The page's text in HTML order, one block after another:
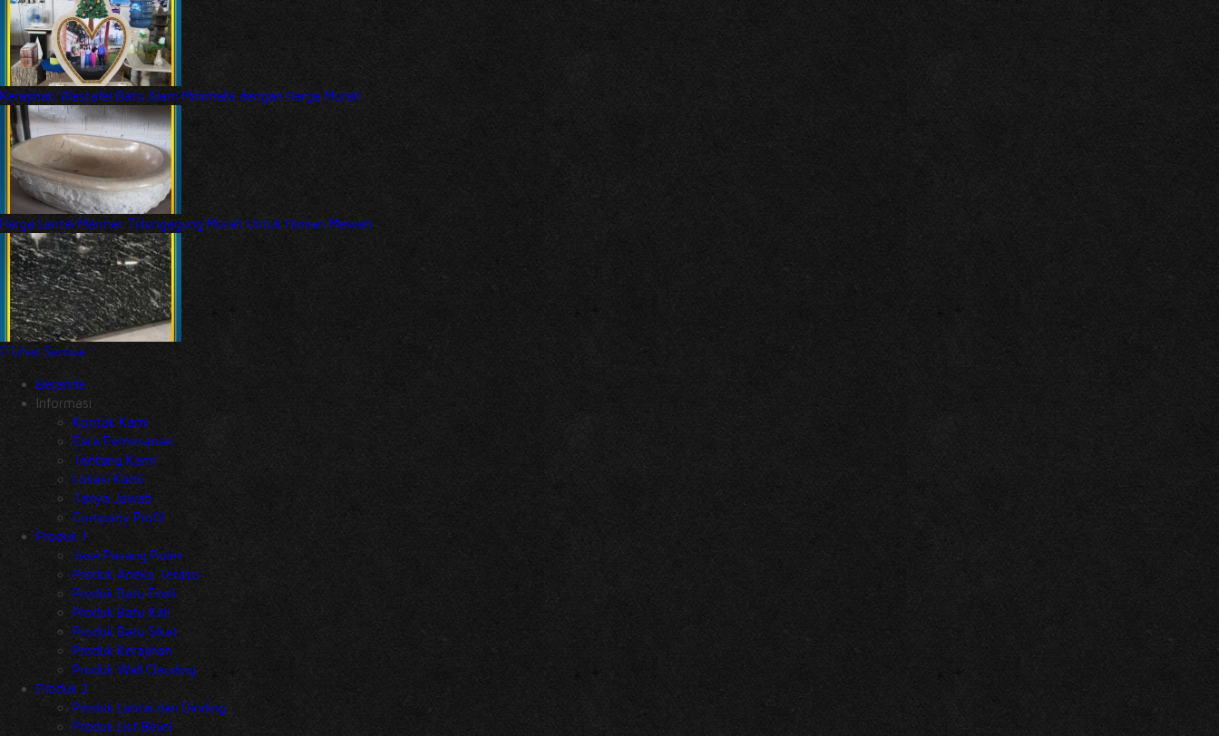
Kerajinan Wastafel Batu Alam Minimalis dengan Harga Murah
Harga Lantai Marmer Tulungagung Murah Untuk Hunian Mewah
Lihat Semua
Beranda
Informasi
Kontak Kami
Cara Pemesanan
Tentang Kami
Lokasi Kami
Tanya Jawab
Company Profil
Produk 1
Jasa Pasang Poles
Produk Aneka Teraso
Produk Batu Fosil
Produk Batu Kali
Produk Batu Sikat
Produk Kerajinan
Produk Wall Clauding
Produk 2
Produk Lantai dan Dinding
Produk List Bevel